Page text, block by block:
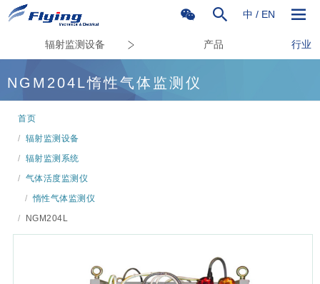
中 / EN
辐射监测设备 产品 行业
NGM204L惰性气体监测仪
首页
/ 辐射监测设备
/ 辐射监测系统
/ 气体活度监测仪
/ 惰性气体监测仪
/
NGM204L